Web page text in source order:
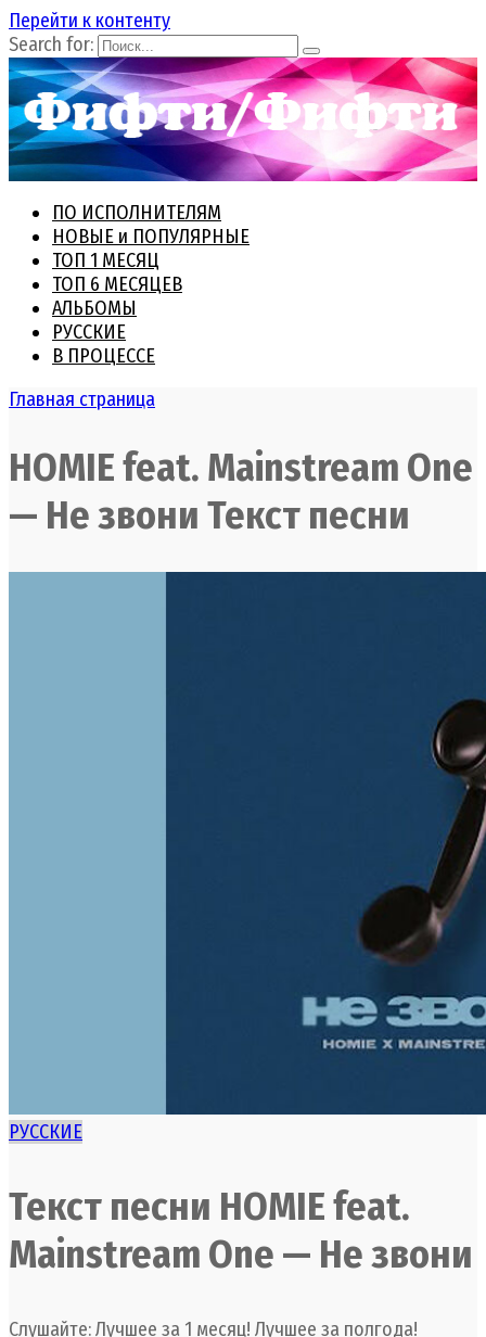
Перейти к контенту
Search for:
ПО ИСПОЛНИТЕЛЯМ
НОВЫЕ и ПОПУЛЯРНЫЕ
ТОП 1 МЕСЯЦ
ТОП 6 МЕСЯЦЕВ
АЛЬБОМЫ
РУССКИЕ
В ПРОЦЕССЕ
Главная страница
HOMIE feat. Mainstream One
— Не звони Текст песни
РУССКИЕ
Текст песни HOMIE feat.
Mainstream One — Не звони
Слушайте: Лучшее за 1 месяц! Лучшее за полгода!